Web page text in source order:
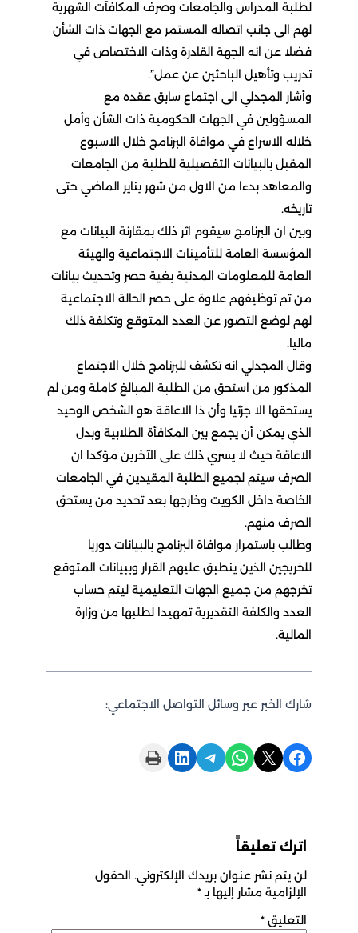
لطلبة المدراس والجامعات وصرف المكافآت الشهرية
لهم الى جانب اتصاله المستمر مع الجهات ذات الشأن
فضلا عن انه الجهة القادرة وذات الاختصاص في
تدريب وتأهيل الباحثين عن عمل”.
وأشار المجدلي الى اجتماع سابق عقده مع
المسؤولين في الجهات الحكومية ذات الشأن وأمل
خلاله الاسراع في موافاة البرنامج خلال الاسبوع
المقبل بالبيانات التفصيلية للطلبة من الجامعات
والمعاهد بدءا من الاول من شهر يناير الماضي حتى
تاريخه.
وبين ان البرنامج سيقوم اثر ذلك بمقارنة البيانات مع
المؤسسة العامة للتأمينات الاجتماعية والهيئة
العامة للمعلومات المدنية بغية حصر وتحديث بيانات
من تم توظيفهم علاوة على حصر الحالة الاجتماعية
لهم لوضع التصور عن العدد المتوقع وتكلفة ذلك
ماليا.
وقال المجدلي انه تكشف للبرنامج خلال الاجتماع
المذكور من استحق من الطلبة المبالغ كاملة ومن لم
يستحقها الا جزئيا وأن ذا الاعاقة هو الشخص الوحيد
الذي يمكن أن يجمع بين المكافأة الطلابية وبدل
الاعاقة حيث لا يسري ذلك على الآخرين مؤكدا ان
الصرف سيتم لجميع الطلبة المقيدين في الجامعات
الخاصة داخل الكويت وخارجها بعد تحديد من يستحق
الصرف منهم.
وطالب باستمرار موافاة البرنامج بالبيانات دوريا
للخريجين الذين ينطبق عليهم القرار وببيانات المتوقع
تخرجهم من جميع الجهات التعليمية ليتم حساب
العدد والكلفة التقديرية تمهيدا لطلبها من وزارة
المالية.
شارك الخبر عبر وسائل التواصل الاجتماعي:
Share on Facebook
Share on X
Share on WhatsApp
Share on Telegram
Share on LinkedIn
Print this Page
اترك تعليقاً
لن يتم نشر عنوان بريدك الإلكتروني. الحقول
الإلزامية مشار إليها بـ*
التعليق *